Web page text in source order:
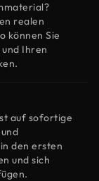
realen
können Sie
Ihren
auf sofortige
den ersten
und sich